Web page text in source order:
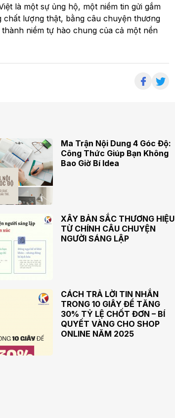
là một sự ủng hộ, một niềm tin gửi gắm
lượng thật, bằng câu chuyện thương
niềm tự hào chung của cả một nền
Ma Trận Nội Dung 4 Góc Độ:
Công Thức Giúp Bạn Không
Bao Giờ Bí Idea
XÂY BẢN SẮC THƯƠNG HIỆU
TỪ CHÍNH CÂU CHUYỆN
NGƯỜI SÁNG LẬP
CÁCH TRẢ LỜI TIN NHẮN
TRONG 10 GIÂY ĐỂ TĂNG
30% TỶ LỆ CHỐT ĐƠN – BÍ
QUYẾT VÀNG CHO SHOP
ONLINE NĂM 2025